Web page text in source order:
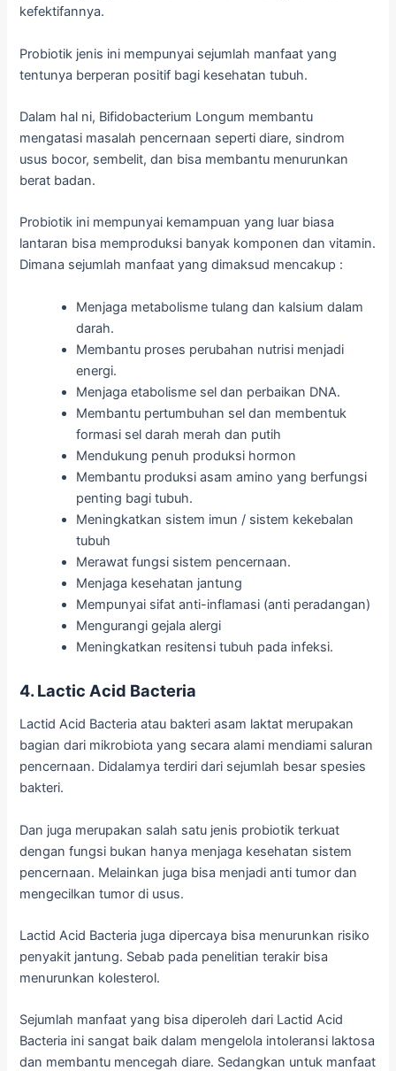
kefektifannya.
Probiotik jenis ini mempunyai sejumlah manfaat yang
tentunya berperan positif bagi kesehatan tubuh.
Dalam hal ni, Bifidobacterium Longum membantu
mengatasi masalah pencernaan seperti diare, sindrom
usus bocor, sembelit, dan bisa membantu menurunkan
berat badan.
Probiotik ini mempunyai kemampuan yang luar biasa
lantaran bisa memproduksi banyak komponen dan vitamin.
Dimana sejumlah manfaat yang dimaksud mencakup :
Menjaga metabolisme tulang dan kalsium dalam
darah.
Membantu proses perubahan nutrisi menjadi
energi.
Menjaga etabolisme sel dan perbaikan DNA.
Membantu pertumbuhan sel dan membentuk
formasi sel darah merah dan putih
Mendukung penuh produksi hormon
Membantu produksi asam amino yang berfungsi
penting bagi tubuh.
Meningkatkan sistem imun / sistem kekebalan
tubuh
Merawat fungsi sistem pencernaan.
Menjaga kesehatan jantung
Mempunyai sifat anti-inflamasi (anti peradangan)
Mengurangi gejala alergi
Meningkatkan resitensi tubuh pada infeksi.
4. Lactic Acid Bacteria
Lactid Acid Bacteria atau bakteri asam laktat merupakan
bagian dari mikrobiota yang secara alami mendiami saluran
pencernaan. Didalamya terdiri dari sejumlah besar spesies
bakteri.
Dan juga merupakan salah satu jenis probiotik terkuat
dengan fungsi bukan hanya menjaga kesehatan sistem
pencernaan. Melainkan juga bisa menjadi anti tumor dan
mengecilkan tumor di usus.
Lactid Acid Bacteria juga dipercaya bisa menurunkan risiko
penyakit jantung. Sebab pada penelitian terakir bisa
menurunkan kolesterol.
Sejumlah manfaat yang bisa diperoleh dari Lactid Acid
Bacteria ini sangat baik dalam mengelola intoleransi laktosa
dan membantu mencegah diare. Sedangkan untuk manfaat